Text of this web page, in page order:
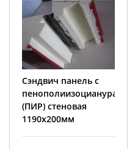
Сэндвич панель с
пенополиизоциануратом
(ПИР) стеновая
1190x150мм